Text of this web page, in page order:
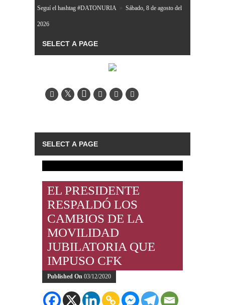
Seguí el hashtag #DATONURIA » Sábado, 8 de agosto del
2026
EL PRESIDENTE
RESPALDÓ LOS
CAMBIOS DE LA
MOVILIDAD
JUBILATORIA QUE
IMPUSO CFK
Published On 03/12/2020